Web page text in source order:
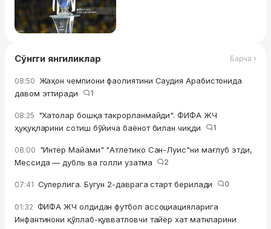
Сўнгги янгиликлар Барча ›
08:50 Жаҳон чемпиони фаолиятини Саудия Арабистонида
давом эттиради
1
08:25 "Хатолар бошқа такрорланмайди". ФИФА ЖЧ
ҳуқуқларини сотиш бўйича баёнот билан чиқди
1
08:00 "Интер Майами" "Атлетико Сан-Луис"ни мағлуб этди,
Мессида — дубль ва голли узатма
2
07:41 Суперлига. Бугун 2-даврага старт берилади 0
01:32 ФИФА ЖЧ олдидан футбол ассоциацияларига
Инфантинони қўллаб-қувватловчи тайёр хат матнларини